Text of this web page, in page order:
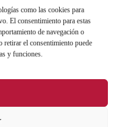
como las cookies para
El consentimiento para estas
de navegación o
retirar el consentimiento puede
y funciones.
DE TRATAMIENTO